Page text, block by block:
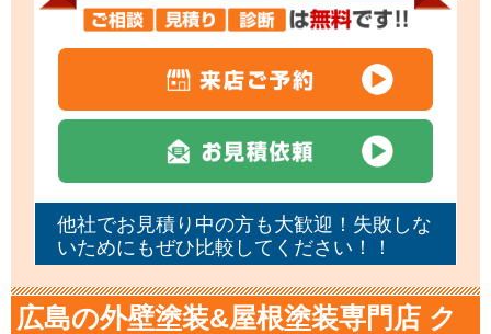
他社でお見積り中の方も大歓迎！失敗しな
いためにもぜひ比較してください！！
広島の外壁塗装&屋根塗装専門店 ク